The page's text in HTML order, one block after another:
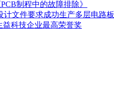
制程中的故障排除》
计文件要求成功生产多层电路板
益科技企业最高荣誉奖